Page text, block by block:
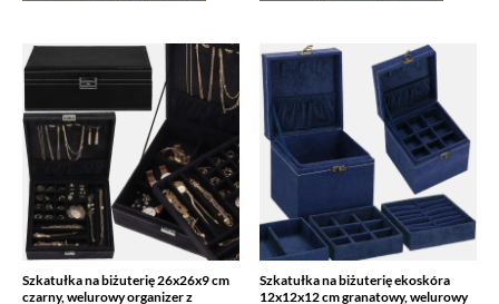
Szkatułka na biżuterię 26x26x9 cm
czarny, welurowy organizer z
Szkatułka na biżuterię ekoskóra
12x12x12 cm granatowy, welurowy